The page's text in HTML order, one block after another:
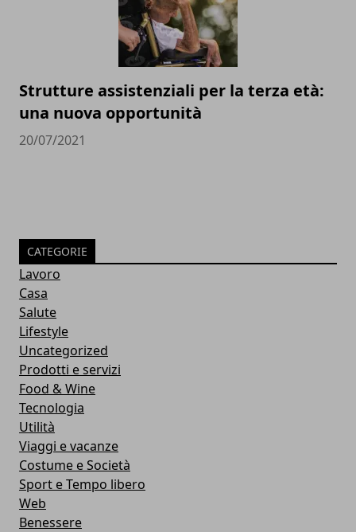
Strutture assistenziali per la terza età:
una nuova opportunità
20/07/2021
CATEGORIE
Lavoro
Casa
Salute
Lifestyle
Uncategorized
Prodotti e servizi
Food & Wine
Tecnologia
Utilità
Viaggi e vacanze
Costume e Società
Sport e Tempo libero
Web
Benessere